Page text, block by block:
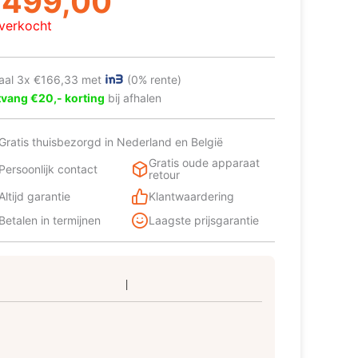
3x €166,33 met
(0% rente)
€20,- korting bij afhalen
Gratis thuisbezorgd in Nederland en België
Persoonlijk contact
Gratis oude apparaat
retour
Altijd garantie
Klantwaardering
Betalen in termijnen
Laagste prijsgarantie